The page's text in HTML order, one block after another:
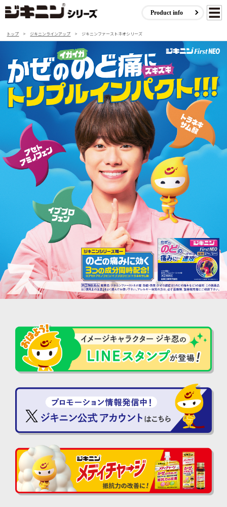
Product info
トップ > ジキニンラインアップ > ジキニンファーストネオシリーズ